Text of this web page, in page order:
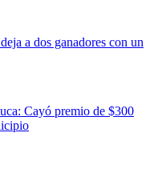
a dos ganadores con un
Cayó premio de $300